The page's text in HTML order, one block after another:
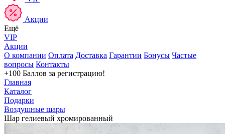
Акции
Ещё
VIP
Акции
О компании Оплата Доставка Гарантии Бонусы Частые
вопросы Контакты
+100 Баллов за регистрацию!
Главная
Каталог
Подарки
Воздушные шары
Шар гелиевый хромированный